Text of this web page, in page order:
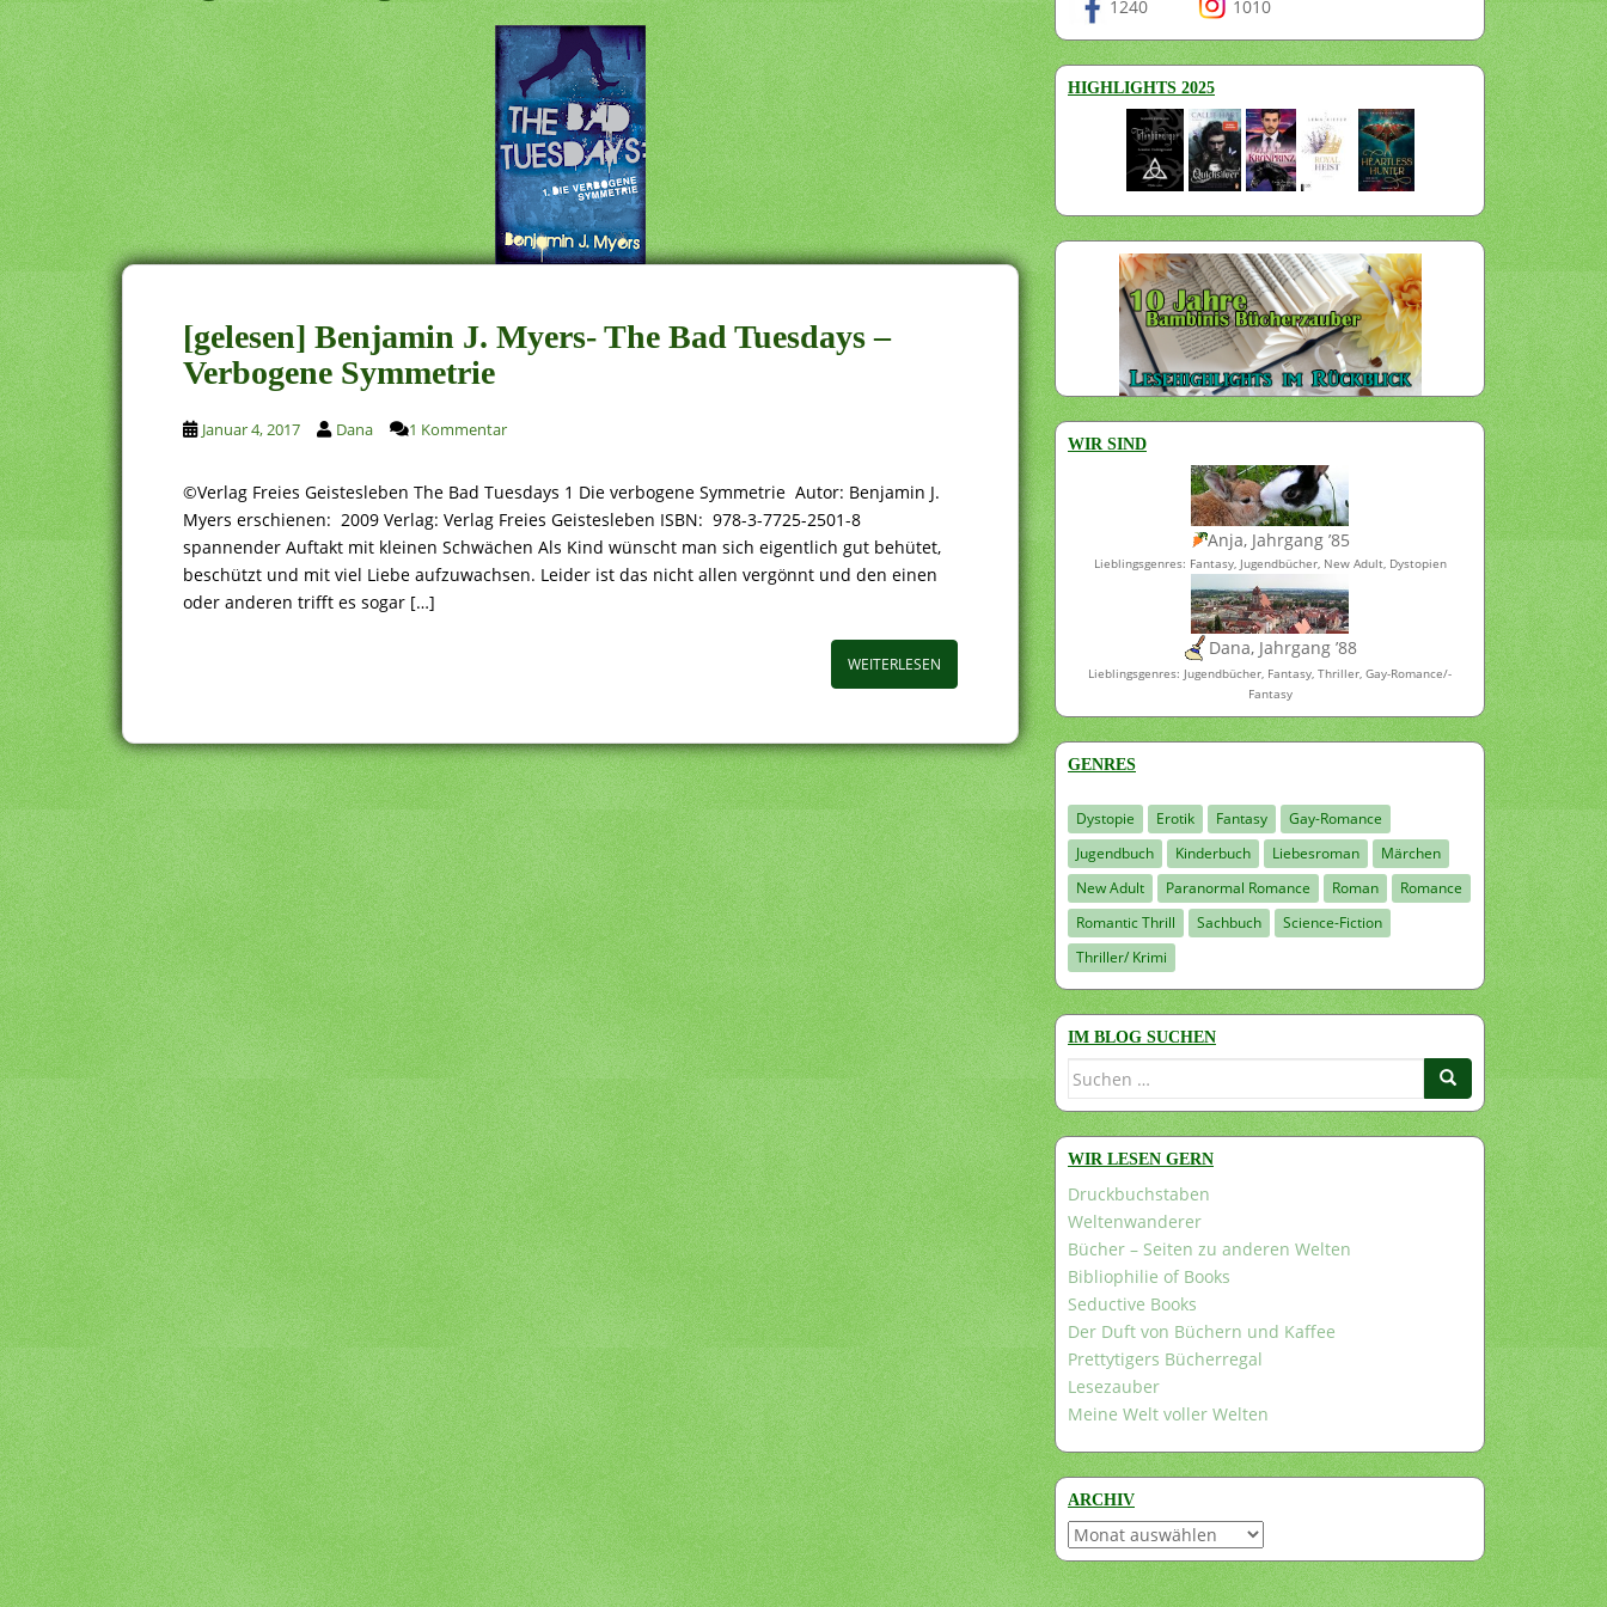
[gelesen] Benjamin J. Myers- The Bad Tuesdays –
Verbogene Symmetrie
Januar 4, 2017 Dana 1 Kommentar
©Verlag Freies Geistesleben The Bad Tuesdays 1 Die verbogene Symmetrie Autor: Benjamin J.
Myers erschienen: 2009 Verlag: Verlag Freies Geistesleben ISBN: 978-3-7725-2501-8
spannender Auftakt mit kleinen Schwächen Als Kind wünscht man sich eigentlich gut behütet,
beschützt und mit viel Liebe aufzuwachsen. Leider ist das nicht allen vergönnt und den einen
oder anderen trifft es sogar […]
WEITERLESEN
1240 1010
HIGHLIGHTS 2025
WIR SIND
Anja, Jahrgang ’85
Lieblingsgenres: Fantasy, Jugendbücher, New Adult, Dystopien
Dana, Jahrgang ’88
Lieblingsgenres: Jugendbücher, Fantasy, Thriller, Gay-Romance/-
Fantasy
GENRES
Dystopie Erotik Fantasy
Gay-Romance
Jugendbuch
Kinderbuch Liebesroman
Märchen
New Adult
Paranormal Romance Roman
Romance
Romantic Thrill
Sachbuch
Science-Fiction
Thriller/ Krimi
IM BLOG SUCHEN
Suchen
WIR LESEN GERN
Druckbuchstaben
Weltenwanderer
Bücher – Seiten zu anderen Welten
Bibliophilie of Books
Seductive Books
Der Duft von Büchern und Kaffee
Prettytigers Bücherregal
Lesezauber
Meine Welt voller Welten
ARCHIV
Archiv